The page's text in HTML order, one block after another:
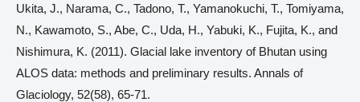
Ukita, J., Narama, C., Tadono, T., Yamanokuchi, T., Tomiyama,
N., Kawamoto, S., Abe, C., Uda, H., Yabuki, K., Fujita, K., and
Nishimura, K. (2011). Glacial lake inventory of Bhutan using
ALOS data: methods and preliminary results. Annals of
Glaciology, 52(58), 65-71.